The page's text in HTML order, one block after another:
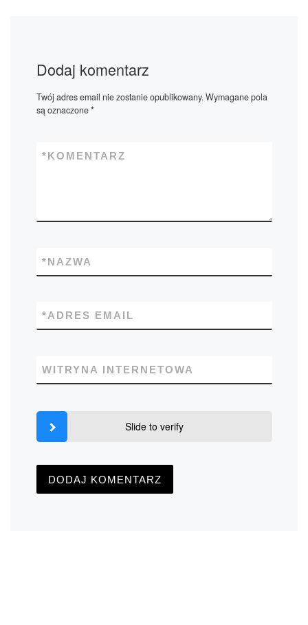
Dodaj komentarz
Twój adres email nie zostanie opublikowany.Wymagane pola
są oznaczone*
KOMENTARZ
*
NAZWA
*
ADRES EMAIL
*
WITRYNA INTERNETOWA
Slide to verify